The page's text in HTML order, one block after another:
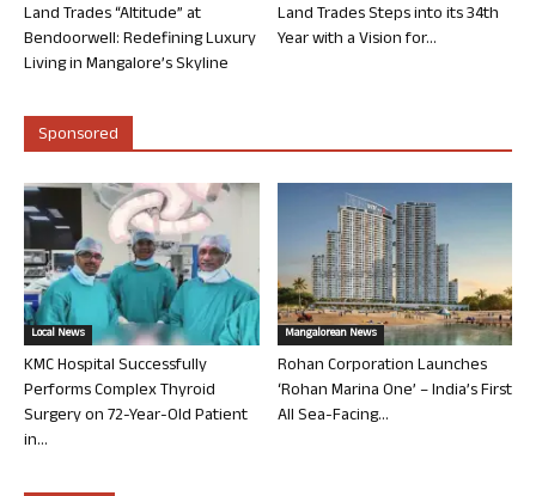
Land Trades “Altitude” at
Bendoorwell: Redefining Luxury
Living in Mangalore’s Skyline
Land Trades Steps into its 34th
Year with a Vision for...
Sponsored
Local News
KMC Hospital Successfully
Performs Complex Thyroid
Surgery on 72-Year-Old Patient
in...
Mangalorean News
Rohan Corporation Launches
‘Rohan Marina One’ – India’s First
All Sea-Facing...